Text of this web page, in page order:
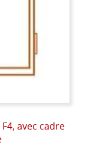
avec cadre